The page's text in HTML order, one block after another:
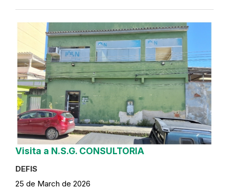
Visita a N.S.G. CONSULTORIA
DEFIS
25 de March de 2026